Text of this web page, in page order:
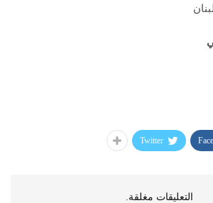
Twitter
التعليقات مغلقة.